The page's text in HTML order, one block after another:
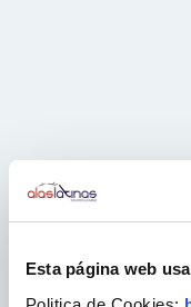
Esta página web